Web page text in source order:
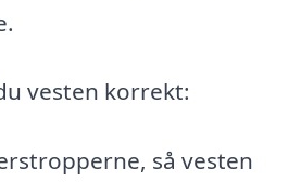
vesten korrekt:
så vesten